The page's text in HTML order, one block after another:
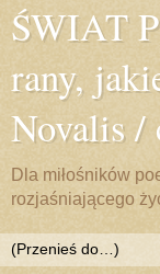
ŚWIAT
rany,
Novalis /
Dla miłośników
rozjaśniającego